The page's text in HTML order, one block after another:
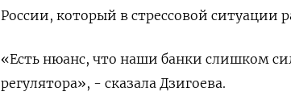
России, который в стрессовой ситуации
«Есть нюанс, что наши банки слишком
регулятора», - сказала Дзигоева.